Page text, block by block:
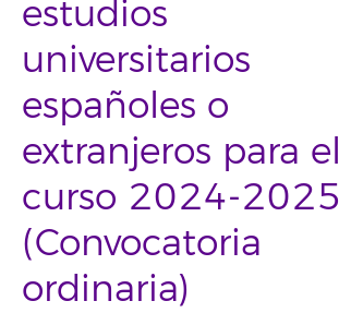
estudios
universitarios
españoles o
extranjeros para el
curso 2024-2025
(Convocatoria
ordinaria)